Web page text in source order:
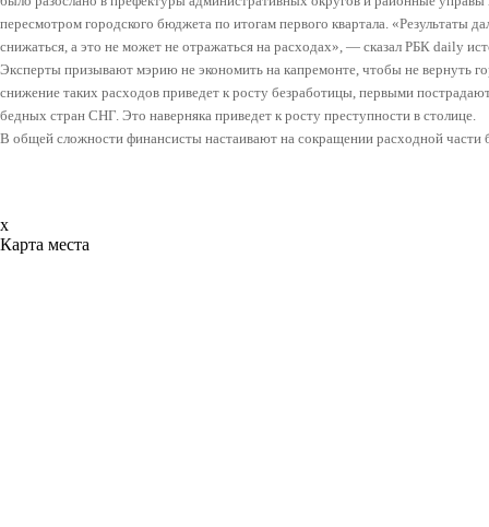
пересмотром городского бюджета по итогам первого квартала. «Результаты
снижаться, а это не может не отражаться на расходах», — сказал РБК daily
Эксперты призывают мэрию не экономить на капремонте, чтобы не вернуть
снижение таких расходов приведет к росту безработицы, первыми
бедных стран СНГ. Это наверняка приведет к росту преступности в столице.
В общей сложности финансисты настаивают на сокращении расходной
x
Карта места